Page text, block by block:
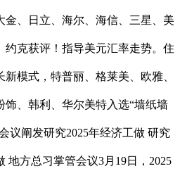
金、日立、海尔、海信、三星、美
约克获评！指导美元汇率走势。住
模式，特普丽、格莱美、欧雅、
饰、韩利、华尔美特入选“墙纸墙
议阐发研究2025年经济工做 研究
地方总习掌管会议3月19日，2025